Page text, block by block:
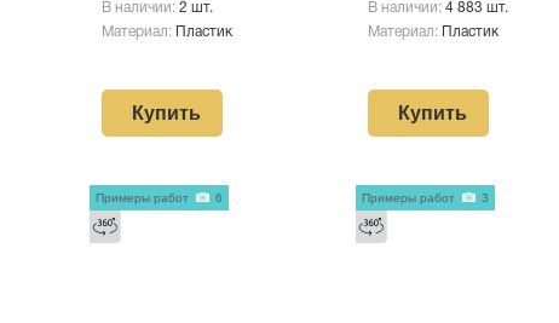
В наличии: 2 шт.
Материал:
Пластик
Купить
В наличии: 4 883 шт.
Материал:
Пластик
Купить
Примеры работ 6 Примеры работ 3